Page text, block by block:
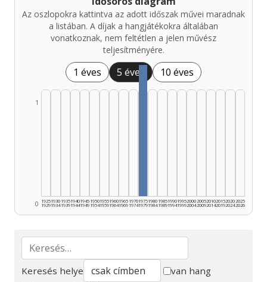
Az oszlopokra kattintva az adott időszak művei maradnak
a listában. A díjak a hangjátékokra általában
vonatkoznak, nem feltétlen a jelen művész
teljesítményére.
1 éves 5 éves 10 éves
0
1
1925
1929
1930
1934
1935
1939
1940
1944
1945
1949
1950
1954
1955
1959
1960
1964
1965
1969
1970
1974
1975
1979
1980
1984
1985
1989
1990
1994
1995
1999
2000
2004
2005
2009
2010
2014
2015
2019
2020
2024
2025
2026
Keresés helye
van hang